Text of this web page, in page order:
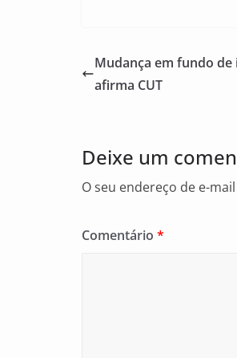
e
b
k
l e
Mudança em fundo de
afirma CUT
Deixe um
O seu endereço de e-
Comentário *